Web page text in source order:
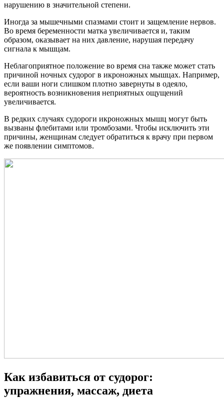
нарушению в значительной степени.
Иногда за мышечными спазмами стоит и защемление нервов.
Во время беременности матка увеличивается и, таким
образом, оказывает на них давление, нарушая передачу
сигнала к мышцам.
Неблагоприятное положение во время сна также может стать
причиной ночных судорог в икроножных мышцах. Например,
если ваши ноги слишком плотно завернуты в одеяло,
вероятность возникновения неприятных ощущений
увеличивается.
В редких случаях судороги икроножных мышц могут быть
вызваны флебитами или тромбозами. Чтобы исключить эти
причины, женщинам следует обратиться к врачу при первом
же появлении симптомов.
Как избавиться от судорог:
упражнения, массаж, диета